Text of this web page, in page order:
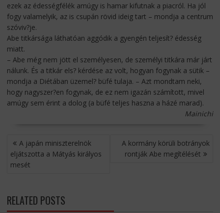
ezek az édességfélék amúgy is hamar kifutnak a piacról. Ha jól
fogy valamelyik, az is csupán rövid ideig tart – mondja a centrum
szóviv?je.
Abe titkársága láthatóan aggódik a gyengén teljesít? édesség
miatt.
– Abe még nem jött el személyesen, de személyi titkára már járt
nálunk. És a titkár els? kérdése az volt, hogyan fogynak a sütik –
mondja a Diétában üzemel? büfé tulaja. – Azt mondtam neki,
hogy nagyszer?en fogynak, de ez nem igazán számított, mivel
amúgy sem érint a dolog (a büfé teljes haszna a házé marad).
Mainichi
BEJEGYZÉS
NAVIGÁCIÓ
A japán miniszterelnök
eljátszotta a Mátyás királyos
mesét
A kormány körüli botrányok
rontják Abe megítélését
RELATED POSTS